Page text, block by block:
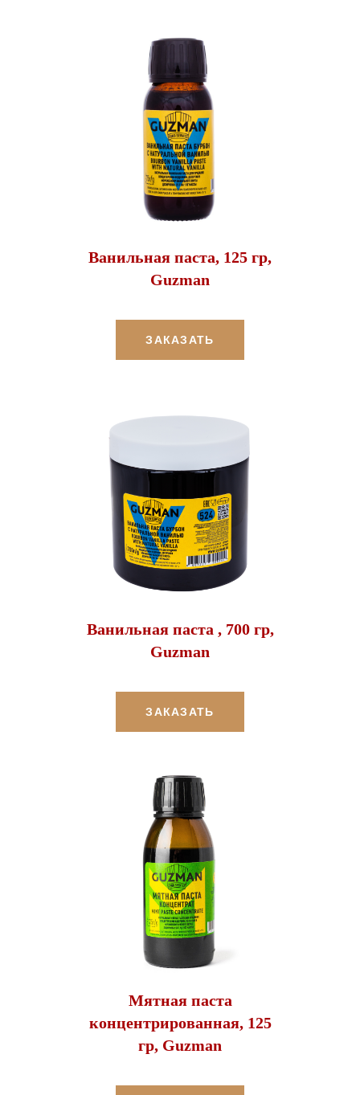
Ванильная паста, 125 гр,
Guzman
ЗАКАЗАТЬ
Ванильная паста , 700 гр,
Guzman
ЗАКАЗАТЬ
Мятная паста
концентрированная, 125
гр, Guzman